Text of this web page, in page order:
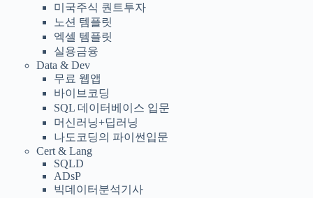
미국주식 퀀트투자
노션 템플릿
엑셀 템플릿
실용금융
Data & Dev
무료 웹앱
바이브코딩
SQL 데이터베이스 입문
머신러닝+딥러닝
나도코딩의 파이썬입문
Cert & Lang
SQLD
ADsP
빅데이터분석기사